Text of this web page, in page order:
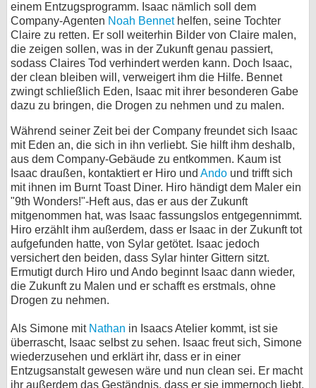
einem Entzugsprogramm. Isaac nämlich soll dem
Company-Agenten Noah Bennethelfen, seine Tochter
Claire zu retten. Er soll weiterhin Bilder von Claire malen,
die zeigen sollen, was in der Zukunft genau passiert,
sodass Claires Tod verhindert werden kann. Doch Isaac,
der clean bleiben will, verweigert ihm die Hilfe. Bennet
zwingt schließlich Eden, Isaac mit ihrer besonderen Gabe
dazu zu bringen, die Drogen zu nehmen und zu malen.
Während seiner Zeit bei der Company freundet sich Isaac
mit Eden an, die sich in ihn verliebt. Sie hilft ihm deshalb,
aus dem Company-Gebäude zu entkommen. Kaum ist
Isaac draußen, kontaktiert er Hiro und Ando und trifft sich
mit ihnen im Burnt Toast Diner. Hiro händigt dem Maler ein
"9th Wonders!"-Heft aus, das er aus der Zukunft
mitgenommen hat, was Isaac fassungslos entgegennimmt.
Hiro erzählt ihm außerdem, dass er Isaac in der Zukunft tot
aufgefunden hatte, von Sylar getötet. Isaac jedoch
versichert den beiden, dass Sylar hinter Gittern sitzt.
Ermutigt durch Hiro und Ando beginnt Isaac dann wieder,
die Zukunft zu Malen und er schafft es erstmals, ohne
Drogen zu nehmen.
Als Simone mit Nathan in Isaacs Atelier kommt, ist sie
überrascht, Isaac selbst zu sehen. Isaac freut sich, Simone
wiederzusehen und erklärt ihr, dass er in einer
Entzugsanstalt gewesen wäre und nun clean sei. Er macht
ihr außerdem das Geständnis, dass er sie immernoch liebt.